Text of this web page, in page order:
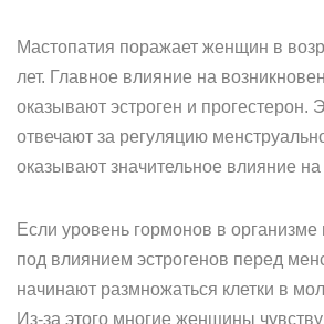
Мастопатия поражает женщин в
лет. Главное влияние на
оказывают эстроген и прогестерон.
отвечают за регуляцию
оказывают значительное влияние на
Если уровень гормонов в
под влиянием эстрогенов перед
начинают размножаться клетки в
Из-за этого многие женщины